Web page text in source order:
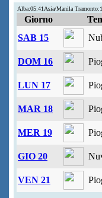
Alba:05:41Asia/Manila
Giorno
SAB 15
DOM 16
LUN 17
MAR 18
MER 19
GIO 20
VEN 21